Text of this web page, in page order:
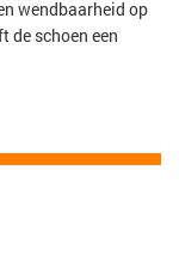
wendbaarheid op
de schoen een